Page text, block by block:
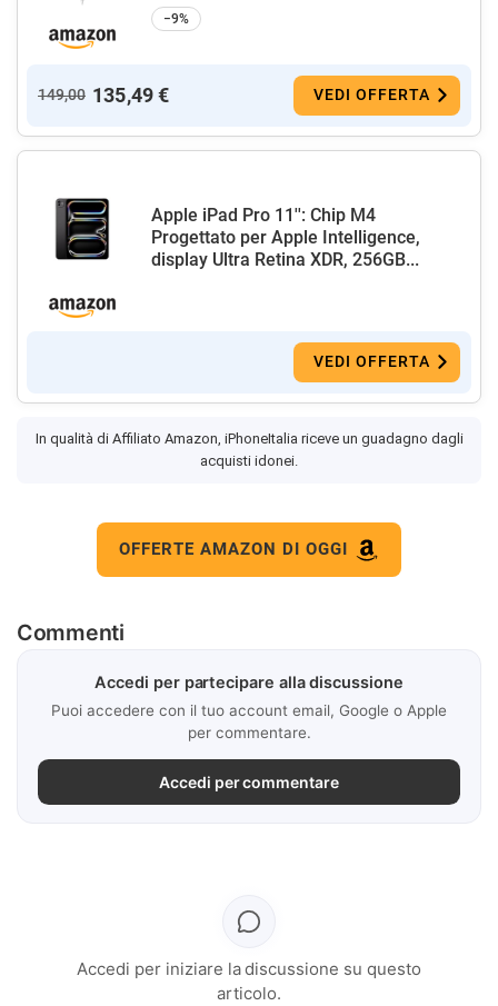
−9%
149,00 135,49 € VEDI OFFERTA
Apple iPad Pro 11'': Chip M4
Progettato per Apple Intelligence,
display Ultra Retina XDR, 256GB...
VEDI OFFERTA
In qualità di Affiliato Amazon, iPhoneItalia riceve un guadagno dagli
acquisti idonei.
OFFERTE AMAZON DI OGGI
Commenti
Accedi per partecipare alla discussione
Puoi accedere con il tuo account email, Google o Apple
per commentare.
Accedi per commentare
Accedi per iniziare la discussione su questo
articolo.